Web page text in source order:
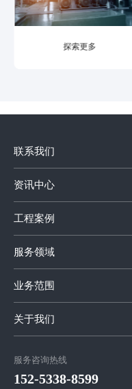
设计
消防设计
设计专篇
职业病防
护设施设
探索更多
服务咨询热线
152-5338-8599
关于我们
业务范围
服务领域
工程案例
资讯中心
联系我们